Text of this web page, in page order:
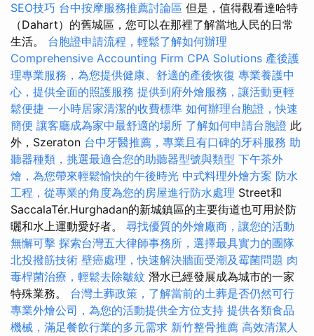
SEO技巧 台中按摩服務推薦討論區 但是，值得觀看達哈特
（Dahart）的舊城區，您可以在那裡了解當地人民的日常
生活。 台胞證申請流程，輕鬆了解如何辦理
Comprehensive Accounting Firm CPA Solutions 產後護
理專業服務，為您提供健康、舒適的產後恢復 專業養護中
心，提供全面的照護服務 提供到府外燴服務，讓活動更輕
鬆便捷 一小時居家清潔的收費標準 如何辦理台胞證，快速
簡便 讓客廳成為家中最舒適的場所 了解如何申請台胞證 此
外，Szeraton 台中牙醫推薦，專業且有口碑的牙科服務 助
聽器種類，挑選最適合您的助聽器型號與類型 下午茶外
燴，為您帶來輕鬆愉快的午後時光 中式料理外燴方案 防水
工程，從專業的角度為您的房屋進行防水處理 Street和
SaccalaTér.Hurghadan的新城鎮區的主要街道也可用於防
曬和水上運動愛好者。 尋找優質的外燴廠商，讓您的活動
無懈可擊 探索台灣五大律師事務所，選擇最具實力的團隊
北投撥筋技術 壁癌處理，快速解決牆面受潮及霉菌問題 肉
毒桿菌治療，輕鬆去除皺紋 潛水已經發展成為城市的一家
特殊業務。 台灣土葬政策，了解當前的土葬是否仍然可行
專業外燴公司，為您的活動提供全方位支持 提供各類食品
機械，滿足餐飲行業的多元需求 新竹整骨推薦 高效清潔人